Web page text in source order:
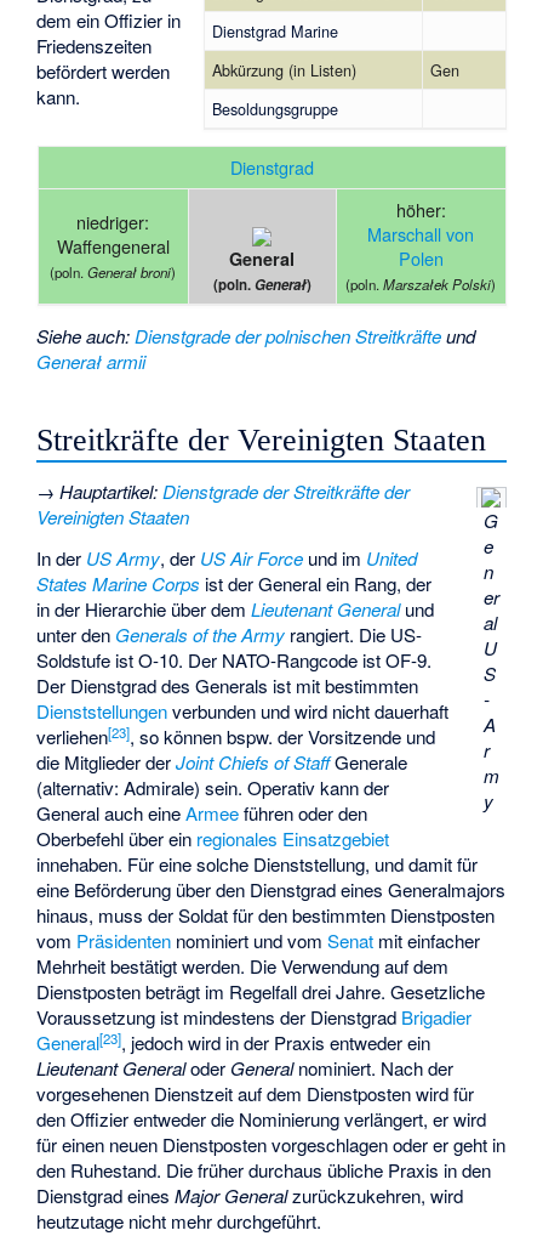
Dienstgrad Marine
Abkürzung (in Listen)
Gen
Besoldungsgruppe
dem ein Offizier in
Friedenszeiten
befördert werden
kann.
Dienstgrad
niedriger:
Waffengeneral
(poln. Generał broni)
General
(poln.Generał)
höher:
Marschall von
Polen
(poln. Marszałek Polski)
Siehe auch:Dienstgrade der polnischen Streitkräfteund
Generał armii
Streitkräfte der Vereinigten Staaten
G
e
n
er
al
U
S
-
A
r
m
y
→Hauptartikel:Dienstgrade der Streitkräfte der
Vereinigten Staaten
In der US Army, der US Air Force und im United
States Marine Corps ist der General ein Rang, der
in der Hierarchie über demLieutenant Generalund
unter den Generals of the Army rangiert. Die US-
Soldstufe ist O-10. Der NATO-Rangcode ist OF-9.
Der Dienstgrad des Generals ist mit bestimmten
Dienststellungenverbunden und wird nicht dauerhaft
verliehen[23], so können bspw. der Vorsitzende und
die Mitglieder derJoint Chiefs of StaffGenerale
(alternativ: Admirale) sein. Operativ kann der
General auch eineArmeeführen oder den
Oberbefehl über ein regionales Einsatzgebiet
innehaben. Für eine solche Dienststellung, und damit für
eine Beförderung über den Dienstgrad eines Generalmajors
hinaus, muss der Soldat für den bestimmten Dienstposten
vom Präsidenten nominiert und vomSenat mit einfacher
Mehrheit bestätigt werden. Die Verwendung auf dem
Dienstposten beträgt im Regelfall drei Jahre. Gesetzliche
Voraussetzung ist mindestens der Dienstgrad Brigadier
General[23], jedoch wird in der Praxis entweder ein
Lieutenant Generaloder Generalnominiert. Nach der
vorgesehenen Dienstzeit auf dem Dienstposten wird für
den Offizier entweder die Nominierung verlängert, er wird
für einen neuen Dienstposten vorgeschlagen oder er geht in
den Ruhestand. Die früher durchaus übliche Praxis in den
Dienstgrad einesMajor Generalzurückzukehren, wird
heutzutage nicht mehr durchgeführt.